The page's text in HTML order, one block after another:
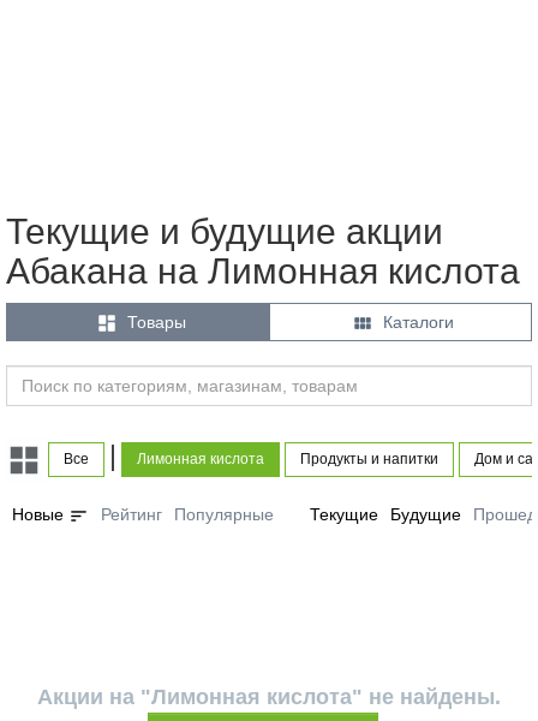
Текущие и будущие акции
Абакана на Лимонная кислота
 Товары  Каталоги
Все Лимонная кислота Продукты и напитки Дом и
Новые sort Рейтинг Популярные Текущие Будущие
Акции на "Лимонная кислота" не найдены.